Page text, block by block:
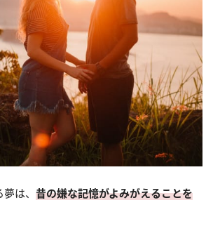
は、 昔の嫌な記憶がよみがえることを